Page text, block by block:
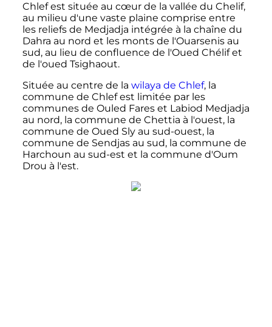
Chlef est située au cœur de la vallée du Chelif,
au milieu d'une vaste plaine comprise entre
les reliefs de Medjadja intégrée à la chaîne du
Dahra au nord et les monts de l'Ouarsenis au
sud, au lieu de confluence de l'Oued Chélif et
de l'oued Tsighaout.
Située au centre de la wilaya de Chlef, la
commune de Chlef est limitée par les
communes de Ouled Fares et Labiod Medjadja
au nord, la commune de Chettia à l'ouest, la
commune de Oued Sly au sud-ouest, la
commune de Sendjas au sud, la commune de
Harchoun au sud-est et la commune d'Oum
Drou à l'est.